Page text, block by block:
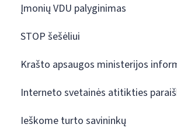
Įmonių VDU palyginimas
STOP šešėliui
Krašto apsaugos ministerijos
Interneto svetainės atitikties
Ieškome turto savininkų